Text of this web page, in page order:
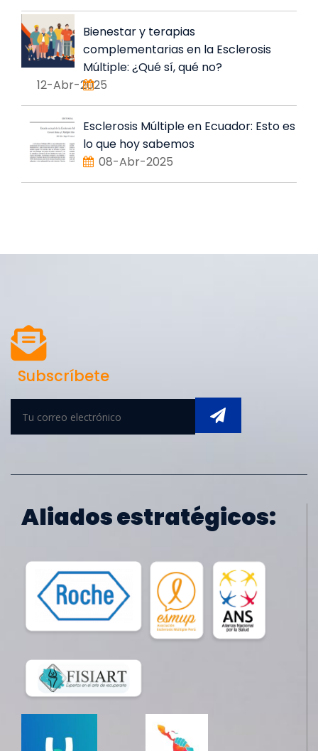
Bienestar y terapias
complementarias en la Esclerosis
Múltiple: ¿Qué sí, qué no?
12-Abr-2025
Esclerosis Múltiple en Ecuador: Esto es
lo que hoy sabemos
08-Abr-2025
Subscríbete
Aliados estratégicos: